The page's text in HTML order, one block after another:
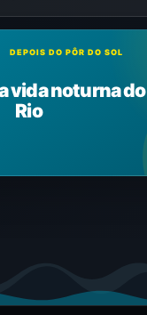
DEPOIS DO PÔR DO SOL
vida noturna do
Rio